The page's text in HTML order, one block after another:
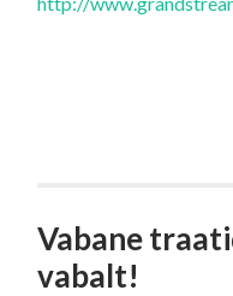
Vabane
vabalt!